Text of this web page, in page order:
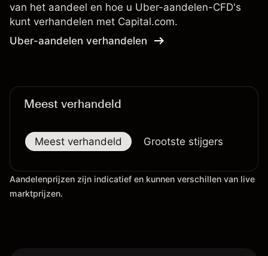
van het aandeel en hoe u Uber-aandelen-CFD's
kunt verhandelen met Capital.com.
Uber-aandelen verhandelen
Meest verhandeld
Meest verhandeld Grootste stijgers
Aandelenprijzen zijn indicatief en kunnen verschillen van live
marktprijzen.